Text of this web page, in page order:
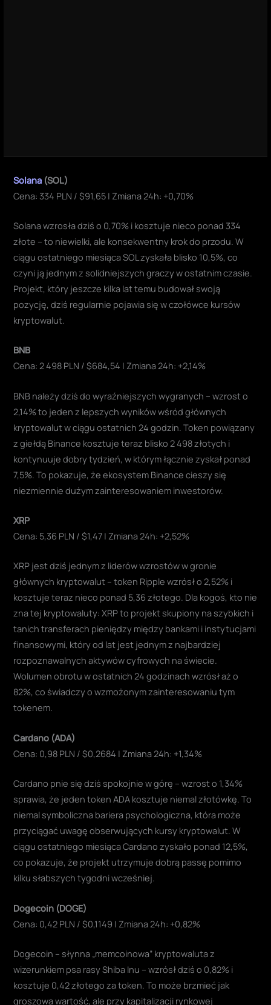
Solana (SOL)
Cena: 334 PLN / $91,65 | Zmiana 24h: +0,70%
Solana wzrosła dziś o 0,70% i kosztuje nieco ponad 334
złote – to niewielki, ale konsekwentny krok do przodu. W
ciągu ostatniego miesiąca SOL zyskała blisko 10,5%, co
czyni ją jednym z solidniejszych graczy w ostatnim czasie.
Projekt, który jeszcze kilka lat temu budował swoją
pozycję, dziś regularnie pojawia się w czołówce kursów
kryptowalut.
BNB
Cena: 2 498 PLN / $684,54 | Zmiana 24h: +2,14%
BNB należy dziś do wyraźniejszych wygranych – wzrost o
2,14% to jeden z lepszych wyników wśród głównych
kryptowalut w ciągu ostatnich 24 godzin. Token powiązany
z giełdą Binance kosztuje teraz blisko 2 498 złotych i
kontynuuje dobry tydzień, w którym łącznie zyskał ponad
7,5%. To pokazuje, że ekosystem Binance cieszy się
niezmiennie dużym zainteresowaniem inwestorów.
XRP
Cena: 5,36 PLN / $1,47 | Zmiana 24h: +2,52%
XRP jest dziś jednym z liderów wzrostów w gronie
głównych kryptowalut – token Ripple wzrósł o 2,52% i
kosztuje teraz nieco ponad 5,36 złotego. Dla kogoś, kto nie
zna tej kryptowaluty: XRP to projekt skupiony na szybkich i
tanich transferach pieniędzy między bankami i instytucjami
finansowymi, który od lat jest jednym z najbardziej
rozpoznawalnych aktywów cyfrowych na świecie.
Wolumen obrotu w ostatnich 24 godzinach wzrósł aż o
82%, co świadczy o wzmożonym zainteresowaniu tym
tokenem.
Cardano (ADA)
Cena: 0,98 PLN / $0,2684 | Zmiana 24h: +1,34%
Cardano pnie się dziś spokojnie w górę – wzrost o 1,34%
sprawia, że jeden token ADA kosztuje niemal złotówkę. To
niemal symboliczna bariera psychologiczna, która może
przyciągać uwagę obserwujących kursy kryptowalut. W
ciągu ostatniego miesiąca Cardano zyskało ponad 12,5%,
co pokazuje, że projekt utrzymuje dobrą passę pomimo
kilku słabszych tygodni wcześniej.
Dogecoin (DOGE)
Cena: 0,42 PLN / $0,1149 | Zmiana 24h: +0,82%
Dogecoin – słynna „memcoinowa” kryptowaluta z
wizerunkiem psa rasy Shiba Inu – wzrósł dziś o 0,82% i
kosztuje 0,42 złotego za token. To może brzmieć jak
groszowa wartość, ale przy kapitalizacji rynkowej